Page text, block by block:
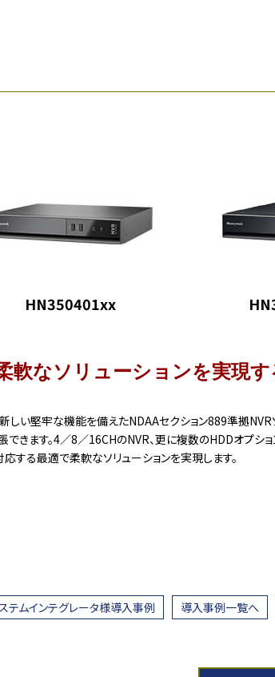
HN350401xx
軟なソリューションを実現
い堅牢な機能を備えたNDAAセクション889準拠NVR
きます。4／8／16CHのNVR、更に複数のHDDオプ
する最適で柔軟なソリューションを実現します。
テムインテグレータ様導入事例 導入事例一覧へ